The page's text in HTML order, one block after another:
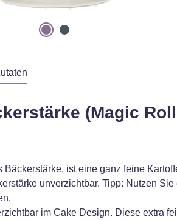
(Magic
ist eine ganz feine
unverzichtbar. Tipp: Nutzen
im Cake Design. Diese extra